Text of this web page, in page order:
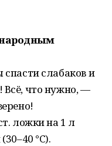
слабаков и
Всё, что нужно, —
ложки на 1 л
°C).